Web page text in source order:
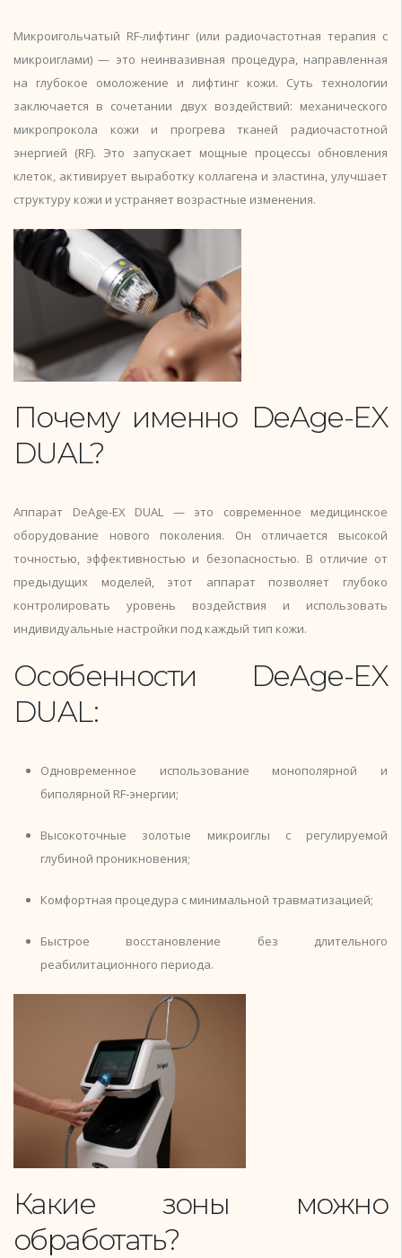
Микроигольчатый RF-лифтинг (или радиочастотная терапия с
микроиглами) — это неинвазивная процедура, направленная
на глубокое омоложение и лифтинг кожи. Суть технологии
заключается в сочетании двух воздействий: механического
микропрокола кожи и прогрева тканей радиочастотной
энергией (RF). Это запускает мощные процессы обновления
клеток, активирует выработку коллагена и эластина, улучшает
структуру кожи и устраняет возрастные изменения.
Почему именно DeAge-EX
DUAL?
Аппарат DeAge-EX DUAL — это современное медицинское
оборудование нового поколения. Он отличается высокой
точностью, эффективностью и безопасностью. В отличие от
предыдущих моделей, этот аппарат позволяет глубоко
контролировать уровень воздействия и использовать
индивидуальные настройки под каждый тип кожи.
Особенности DeAge-EX
DUAL:
Одновременное использование монополярной и
биполярной RF-энергии;
Высокоточные золотые микроиглы с регулируемой
глубиной проникновения;
Комфортная процедура с минимальной травматизацией;
Быстрое восстановление без длительного
реабилитационного периода.
Какие зоны можно
обработать?